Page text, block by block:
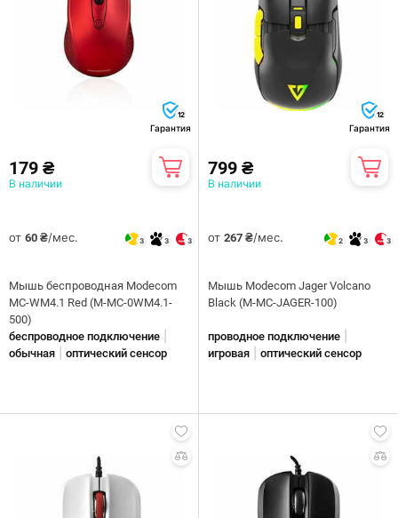
12
Гарантия
179 ₴
В наличии
от 60 ₴/мес. 3 3 3
Мышь беспроводная Modecom
MC-WM4.1 Red (M-MC-0WM4.1-
500)
беспроводное подключение
обычная оптический сенсор
12
Гарантия
799 ₴
В наличии
от 267 ₴/мес. 2 3 3
Мышь Modecom Jager Volcano
Black (M-MC-JAGER-100)
проводное подключение
игровая оптический сенсор